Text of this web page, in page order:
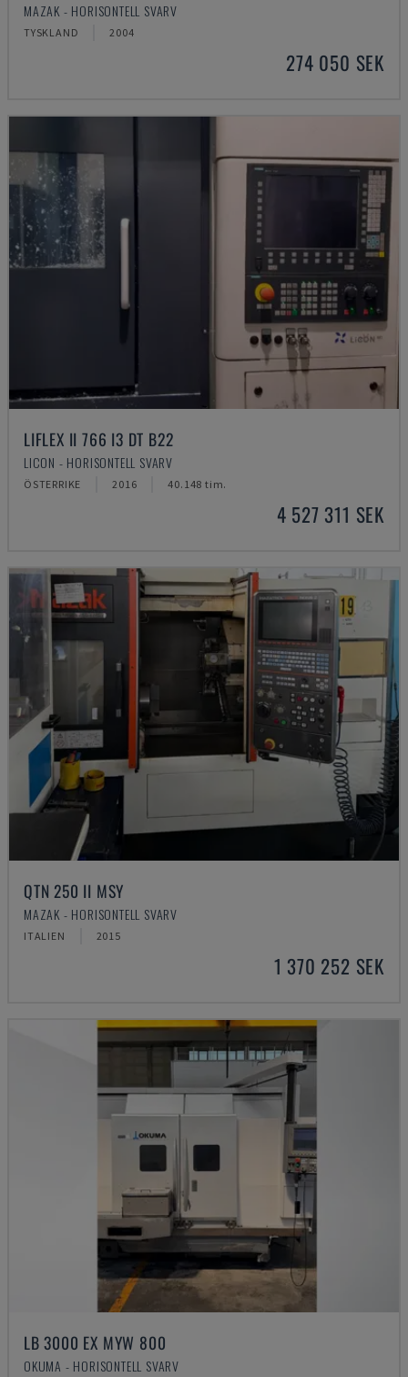
MAZAK - HORISONTELL SVARV
TYSKLAND 2004
274 050 SEK
LIFLEX II 766 I3 DT B22
LICON - HORISONTELL SVARV
ÖSTERRIKE 2016 40.148 tim.
4 527 311 SEK
QTN 250 II MSY
MAZAK - HORISONTELL SVARV
ITALIEN 2015
1 370 252 SEK
LB 3000 EX MYW 800
OKUMA - HORISONTELL SVARV